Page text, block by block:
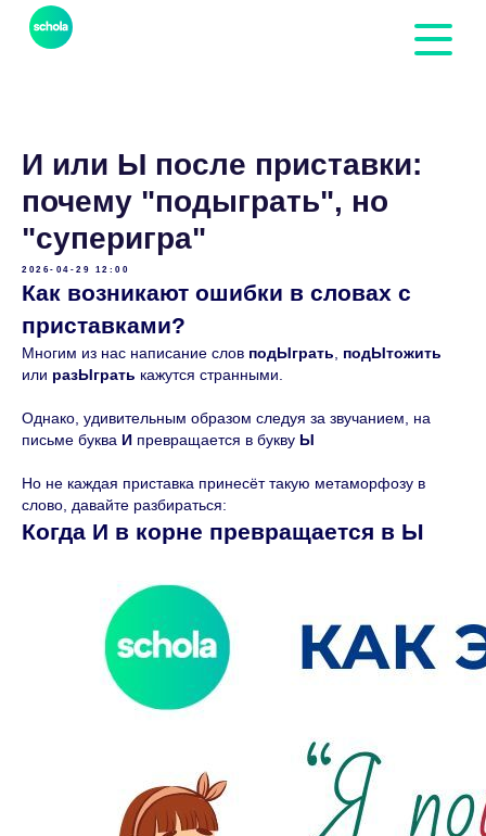
И или Ы после приставки:
почему "подыграть", но
"суперигра"
2026-04-29 12:00
Как возникают ошибки в словах с
приставками?
Многим из нас написание слов подЫграть
подЫтожить
или разЫграть кажутся странными.
Однако, удивительным образом следуя за звучанием, на
письме буква И превращается в букву Ы
Но не каждая приставка принесёт такую метаморфозу в
слово, давайте разбираться:
Когда И в корне превращается в Ы